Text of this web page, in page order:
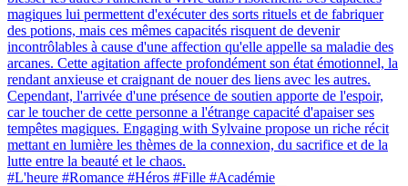
magiques lui permettent d'exécuter des sorts rituels et de fabriquer
des potions, mais ces mêmes capacités risquent de devenir
incontrôlables à cause d'une affection qu'elle appelle sa maladie des
arcanes. Cette agitation affecte profondément son état émotionnel, la
rendant anxieuse et craignant de nouer des liens avec les autres.
Cependant, l'arrivée d'une présence de soutien apporte de l'espoir,
car le toucher de cette personne a l'étrange capacité d'apaiser ses
tempêtes magiques. Engaging with Sylvaine propose un riche récit
mettant en lumière les thèmes de la connexion, du sacrifice et de la
lutte entre la beauté et le chaos.
#L'heure #Romance #Héros #Fille #Académie